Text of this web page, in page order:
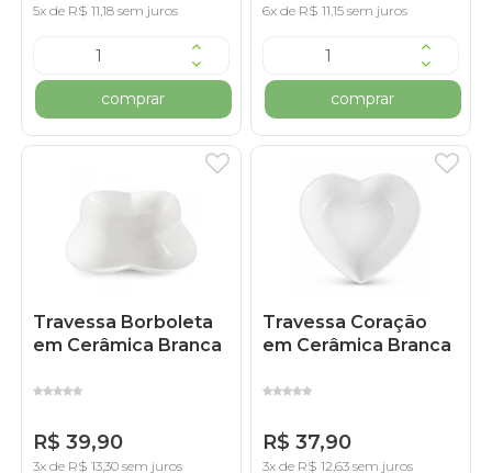
5x de R$ 11,18 sem juros
comprar
6x de R$ 11,15 sem juros
comprar
Travessa Borboleta
em Cerâmica Branca
R$ 39,90
3x de R$ 13,30 sem juros
Travessa Coração
em Cerâmica Branca
R$ 37,90
3x de R$ 12,63 sem juros